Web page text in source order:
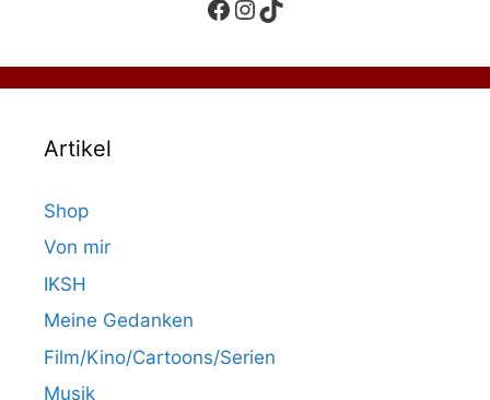
Facebook
Instagram
TikTok
Artikel
Shop
Von mir
IKSH
Meine Gedanken
Film/Kino/Cartoons/Serien
Musik